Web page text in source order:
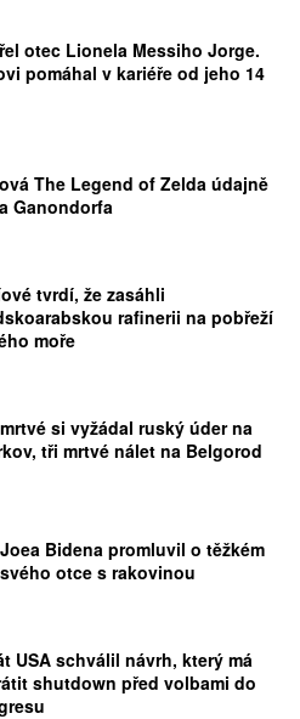
otec Lionela Messiho Jorge.
pomáhal v kariéře od jeho 14
The Legend of Zelda údajně
Ganondorfa
tvrdí, že zasáhli
rafinerii na pobřeží
moře
si vyžádal ruský úder na
tři mrtvé nálet na Belgorod
Bidena promluvil o těžkém
otce s rakovinou
USA schválil návrh, který má
shutdown před volbami do